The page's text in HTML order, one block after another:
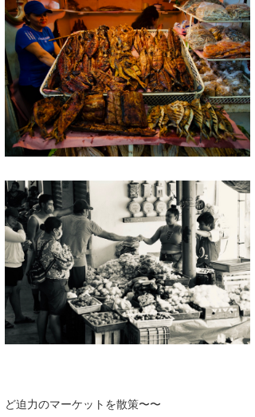
ど迫力のマーケットを散策〜〜